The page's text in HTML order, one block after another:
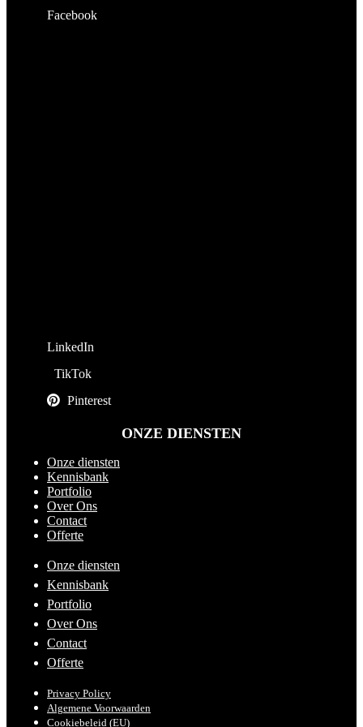
Facebook
LinkedIn
TikTok
Pinterest
ONZE DIENSTEN
Onze diensten
Kennisbank
Portfolio
Over Ons
Contact
Offerte
Onze diensten
Kennisbank
Portfolio
Over Ons
Contact
Offerte
Privacy Policy
Algemene Voorwaarden
Cookiebeleid (EU)